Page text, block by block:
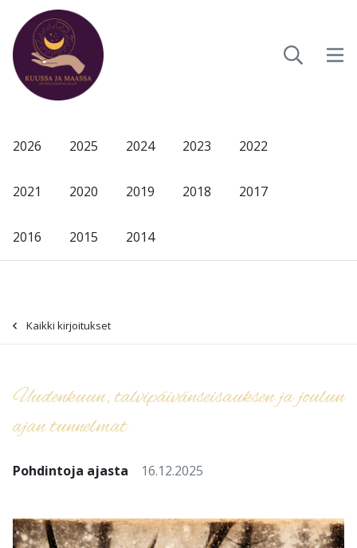
2026 2025 2024 2023 2022
2021 2020 2019 2018 2017
2016 2015 2014
Kaikki kirjoitukset
Uudenkuun, talvipäivänseisauksen ja joulun
ajan tunnelmat
Pohdintoja ajasta 16.12.2025